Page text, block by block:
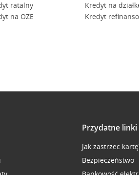
ratalny
na OZE
Kredyt na
Kredyt
Przydatne linki
Jak zastrzec
Bezpieczeństwo